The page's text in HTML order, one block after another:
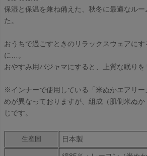
保湿と保温を兼ね備えた、秋冬に最適なルー
た。
おうちで過ごすときのリラックスウェアに
に…。
おやすみ用パジャマにすると、上質な眠りを
※インナーで使用している「米ぬかエアリー
めが異なっておりますが、組成（肌側米ぬ
じです。
生産国 日本製